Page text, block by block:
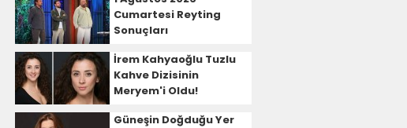
Cumartesi Reyting
Sonuçları
İrem Kahyaoğlu Tuzlu
Kahve Dizisinin
Meryem'i Oldu!
Güneşin Doğduğu Yer